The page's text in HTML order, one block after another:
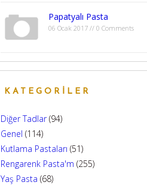
Papatyalı Pasta
06 Ocak 2017 // 0 Comments
KATEGORILER
Diğer Tadlar(94)
Genel (114)
Kutlama Pastaları (51)
Rengarenk Pasta'm (255)
Yaş Pasta (68)